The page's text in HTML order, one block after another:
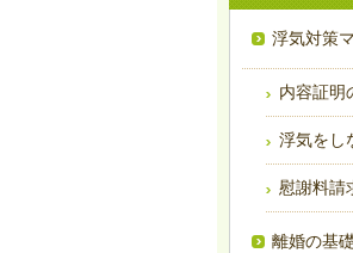
浮気対策
内容証明
浮気をし
慰謝料請
離婚の基